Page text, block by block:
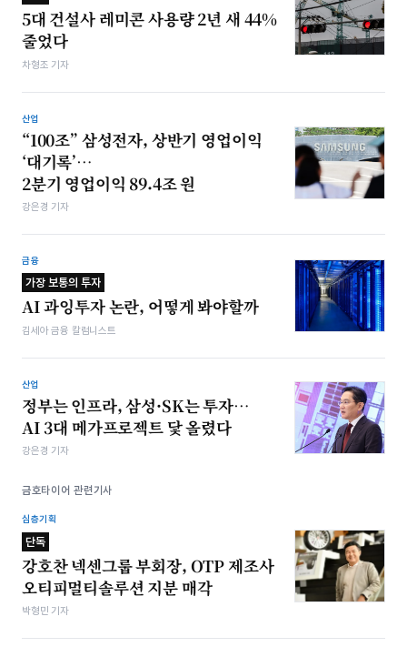
5대 건설사 레미콘 사용량 2년 새 44%
줄었다
차형조 기자
산업
“100조” 삼성전자, 상반기 영업이익
‘대기록’…
2분기 영업이익 89.4조 원
강은경 기자
금융
가장 보통의 투자
AI 과잉투자 논란, 어떻게 봐야할까
김세아 금융 칼럼니스트
산업
정부는 인프라, 삼성·SK는 투자…
AI 3대 메가프로젝트 닻 올렸다
강은경 기자
금호타이어 관련기사
심층기획
단독
강호찬 넥센그룹 부회장, OTP 제조사
오티피멀티솔루션 지분 매각
박형민 기자